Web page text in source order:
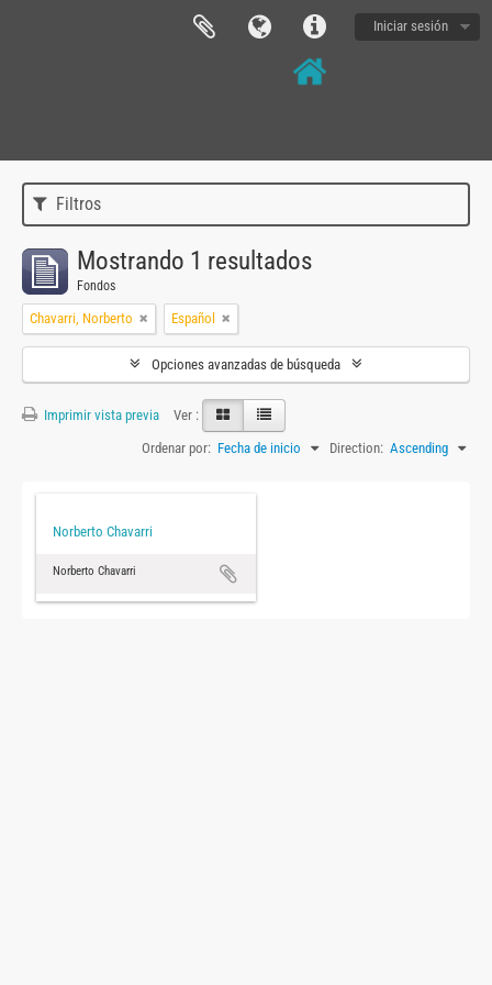
Iniciar sesión
Filtros
Mostrando 1 resultados
Fondos
Chavarri, Norberto Español
Opciones avanzadas de búsqueda
Imprimir vista previa
Ver :
Ordenar por: Fecha de inicio Direction: Ascending
Norberto Chavarri
Norberto Chavarri